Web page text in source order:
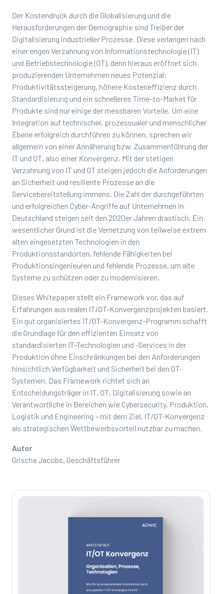
Der Kostendruck durch die Globalisierung und die
Herausforderungen der Demographie sind Treiber der
Digitalisierung industrieller Prozesse. Diese verlangen nach
einer engen Verzahnung von Informationstechnologie (IT)
und Betriebstechnologie (OT), denn hieraus eröffnet sich
produzierenden Unternehmen neues Potenzial:
Produktivitätssteigerung, höhere Kosteneffizienz durch
Standardisierung und ein schnelleres Time-to-Market für
Produkte sind nur einige der messbaren Vorteile. Um eine
Integration auf technischer, prozessualer und menschlicher
Ebene erfolgreich durchführen zu können, sprechen wir
allgemein von einer Annäherung bzw. Zusammenführung der
IT und OT, also einer Konvergenz. Mit der stetigen
Verzahnung von IT und OT steigen jedoch die Anforderungen
an Sicherheit und resiliente Prozesse an die
Servicebereitstellung immens. Die Zahl der durchgeführten
und erfolgreichen Cyber-Angriffe auf Unternehmen in
Deutschland steigen seit den 2020er Jahren drastisch. Ein
wesentlicher Grund ist die Vernetzung von teilweise extrem
alten eingesetzten Technologien in den
Produktionsstandorten, fehlende Fähigkeiten bei
Produktionsingenieuren und fehlende Prozesse, um alte
Systeme zu schützen oder zu modernisieren.
Dieses Whitepaper stellt ein Framework vor, das auf
Erfahrungen aus realen IT/OT-Konvergenzprojekten basiert.
Ein gut organisiertes IT/OT-Konvergenz-Programm schafft
die Grundlage für den effizienten Einsatz von
standardisierten IT-Technologien und -Services in der
Produktion ohne Einschränkungen bei den Anforderungen
hinsichtlich Verfügbarkeit und Sicherheit bei den OT-
Systemen. Das Framework richtet sich an
Entscheidungsträger in IT, OT, Digitalisierung sowie an
Verantwortliche in Bereichen wie Cybersecurity, Produktion,
Logistik und Engineering – mit dem Ziel, IT/OT-Konvergenz
als strategischen Wettbewerbsvorteil nutzbar zu machen.
Autor
Grischa Jacobs, Geschäftsführer